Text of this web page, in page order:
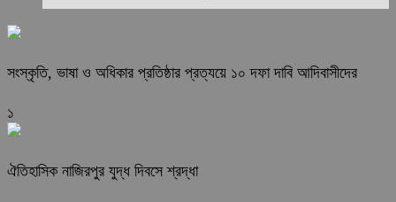
সংস্কৃতি, ভাষা ও অধিকার প্রতিষ্ঠার প্রত্যয়ে ১০ দফা দাবি আদিবাসীদের
১
ঐতিহাসিক নাজিরপুর যুদ্ধ দিবসে শ্রদ্ধা